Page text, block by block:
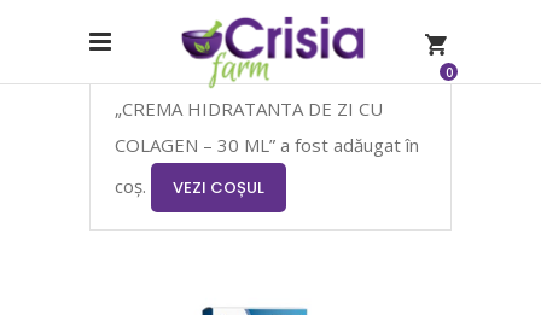
0
„CREMA HIDRATANTA DE ZI CU
COLAGEN – 30 ML” a fost adăugat în
coș.
VEZI COȘUL